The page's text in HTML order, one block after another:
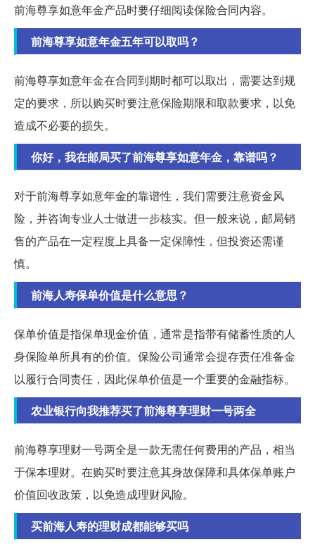
前海尊享如意年金产品时要仔细阅读保险合同内容。
前海尊享如意年金五年可以取吗？
前海尊享如意年金在合同到期时都可以取出，需要达到规
定的要求，所以购买时要注意保险期限和取款要求，以免
造成不必要的损失。
你好，我在邮局买了前海尊享如意年金，靠谱吗？
对于前海尊享如意年金的靠谱性，我们需要注意资金风
险，并咨询专业人士做进一步核实。但一般来说，邮局销
售的产品在一定程度上具备一定保障性，但投资还需谨
慎。
前海人寿保单价值是什么意思？
保单价值是指保单现金价值，通常是指带有储蓄性质的人
身保险单所具有的价值。保险公司通常会提存责任准备金
以履行合同责任，因此保单价值是一个重要的金融指标。
农业银行向我推荐买了前海尊享理财一号两全
前海尊享理财一号两全是一款无需任何费用的产品，相当
于保本理财。在购买时要注意其身故保障和具体保单账户
价值回收政策，以免造成理财风险。
买前海人寿的理财成都能够买吗